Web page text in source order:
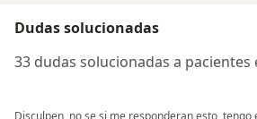
Dudas solucionadas
33 dudas solucionadas a pacientes
Disculpen, no se si me responderan esto,